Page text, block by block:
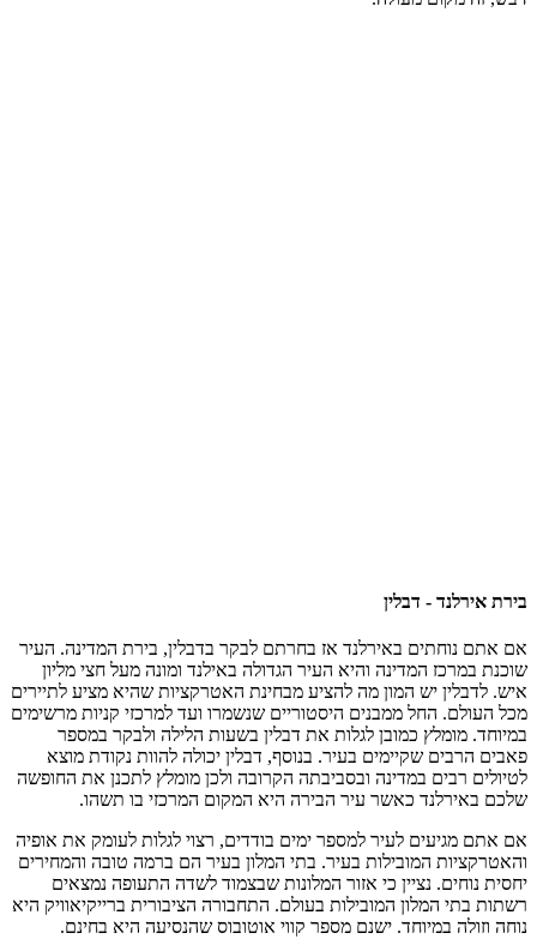
בירת אירלנד - דבלין
אם אתם נוחתים באירלנד אז בחרתם לבקר בדבלין, בירת המדינה. העיר
שוכנת במרכז המדינה והיא העיר הגדולה באילנד ומונה מעל חצי מליון
איש. לדבלין יש המון מה להציע מבחינת האטרקציות שהיא מציע לתיירים
מכל העולם. החל ממבנים היסטוריים שנשמרו ועד למרכזי קניות מרשימים
במיוחד. מומלץ כמובן לגלות את דבלין בשעות הלילה ולבקר במספר
פאבים הרבים שקיימים בעיר. בנוסף, דבלין יכולה להוות נקודת מוצא
לטיולים רבים במדינה ובסביבתה הקרובה ולכן מומלץ לתכנן את החופשה
שלכם באירלנד כאשר עיר הבירה היא המקום המרכזי בו תשהו.
אם אתם מגיעים לעיר למספר ימים בודדים, רצוי לגלות לעומק את אופיה
והאטרקציות המובילות בעיר. בתי המלון בעיר הם ברמה טובה והמחירים
יחסית נוחים. נציין כי אזור המלונות שבצמוד לשדה התעופה נמצאים
רשתות בתי המלון המובילות בעולם. התחבורה הציבורית ברייקיאוויק היא
נוחה וזולה במיוחד. ישנם מספר קווי אוטובוס שהנסיעה היא בחינם.